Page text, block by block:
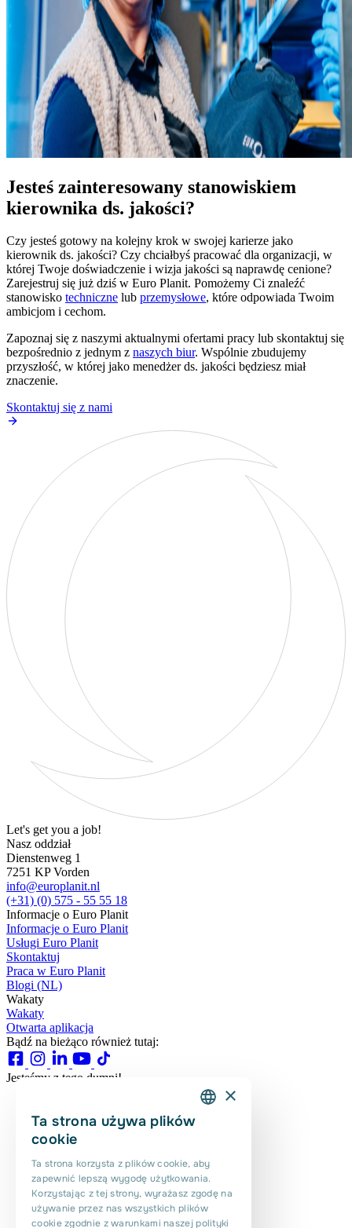
Jesteś zainteresowany stanowiskiem
kierownika ds. jakości?
Czy jesteś gotowy na kolejny krok w swojej karierze jako
kierownik ds. jakości? Czy chciałbyś pracować dla organizacji, w
której Twoje doświadczenie i wizja jakości są naprawdę cenione?
Zarejestruj się już dziś w Euro Planit. Pomożemy Ci znaleźć
stanowisko techniczne lub przemysłowe, które odpowiada Twoim
ambicjom i cechom.
Zapoznaj się z naszymi aktualnymi ofertami pracy lub skontaktuj się
bezpośrednio z jednym z naszych biur. Wspólnie zbudujemy
przyszłość, w której jako menedżer ds. jakości będziesz miał
znaczenie.
Skontaktuj się z nami
Let's get you a job!
Nasz oddział
Dienstenweg 1
7251 KP Vorden
info@europlanit.nl
(+31) (0) 575 - 55 55 18
Informacje o Euro Planit
Informacje o Euro Planit
Usługi Euro Planit
Skontaktuj
Praca w Euro Planit
Blogi (NL)
Wakaty
Wakaty
Otwarta aplikacja
Bądź na bieżąco również tutaj:
Jesteśmy z tego dumni!
DUTCH
PORTUGUESE
POLISH
×
Ta strona używa plików
cookie
Ta strona korzysta z plików cookie, aby
zapewnić lepszą wygodę użytkowania.
Korzystając z tej strony, wyrażasz zgodę na
używanie przez nas wszystkich plików
cookie zgodnie z warunkami naszej polityki